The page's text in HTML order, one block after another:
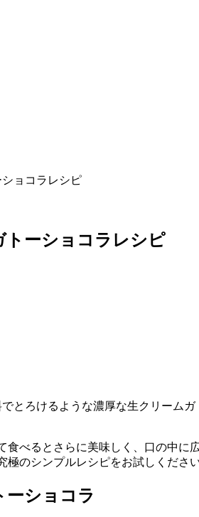
ョコラレシピ
トーショコラレシピ
とろけるような濃厚な生クリーム
べるとさらに美味しく、口の中
のシンプルレシピをお試しください
ーショコラ